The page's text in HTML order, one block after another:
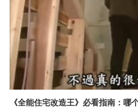
《全能住宅改造王》必看指南：哪